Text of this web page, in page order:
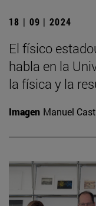
18 | 09 | 2024
El físico
habla en la
la física y la
Imagen Manuel